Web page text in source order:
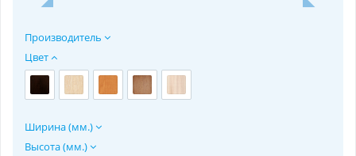
Производитель
Цвет
Ширина (мм.)
Высота (мм.)